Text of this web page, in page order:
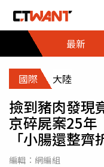
最新
國際 大陸
撿到豬肉發現
京碎屍案25
「小腸還整齊
編輯： 網編組